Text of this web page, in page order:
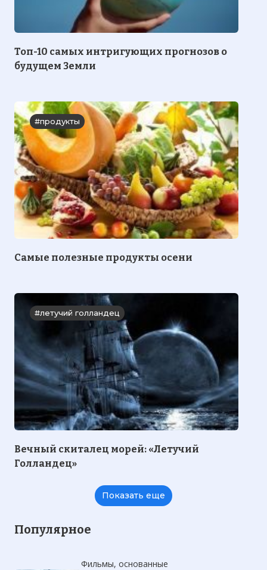
Топ-10 самых интригующих прогнозов о
будущем Земли
#продукты
Самые полезные продукты осени
#летучий голландец
Вечный скиталец морей: «Летучий
Голландец»
Показать еще
Популярное
Фильмы, основанные